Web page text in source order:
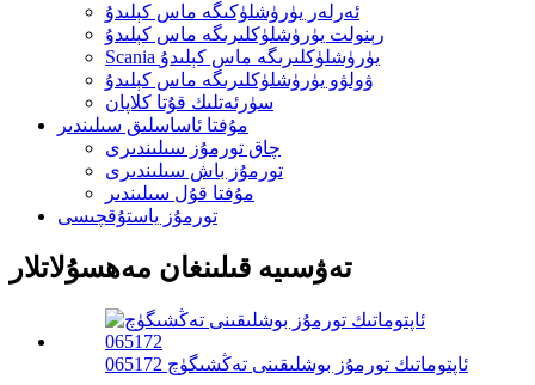
ئەرلەر يۈرۈشلۈكىگە ماس كېلىدۇ
رېنولت يۈرۈشلۈكلىرىگە ماس كېلىدۇ
Scania يۈرۈشلۈكلىرىگە ماس كېلىدۇ
ۋولۋو يۈرۈشلۈكلىرىگە ماس كېلىدۇ
سۈرئەتلىك قۇتا كلاپان
مۇفتا ئاساسلىق سىلىندىر
چاق تورمۇز سىلىندىرى
تورمۇز باش سىلىندىرى
مۇفتا قۇل سىلىندىر
تورمۇز ياستۇقچىسى
تەۋسىيە قىلىنغان مەھسۇلاتلار
ئاپتوماتىك تورمۇز بوشلىقىنى تەڭشىگۈچ 065172